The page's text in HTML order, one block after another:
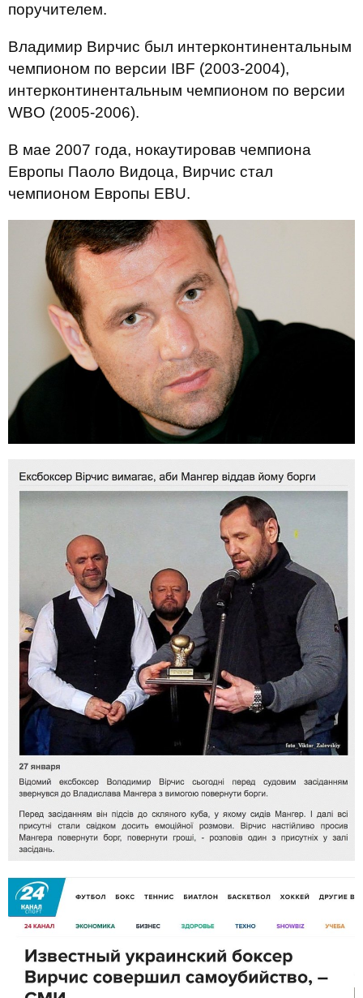
поручителем.
Владимир Вирчис был интерконтинентальным
чемпионом по версии IBF (2003-2004),
интерконтинентальным чемпионом по версии
WBO (2005-2006).
В мае 2007 года, нокаутировав чемпиона
Европы Паоло Видоца, Вирчис стал
чемпионом Европы EBU.